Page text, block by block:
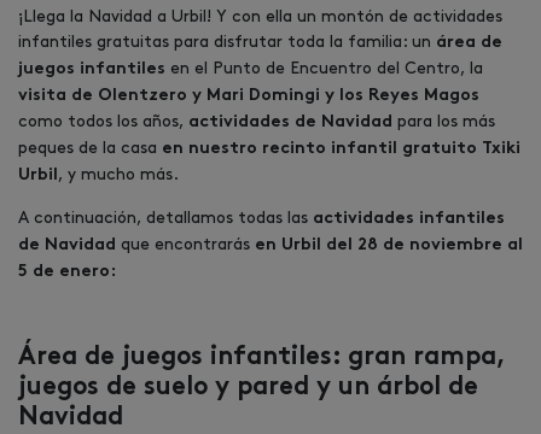
¡Llega la Navidad a Urbil! Y con ella un montón de actividades
infantiles gratuitas para disfrutar toda la familia: un área de
juegos infantiles en el Punto de Encuentro del Centro, la
visita de Olentzero y Mari Domingi y los Reyes Magos
como todos los años, actividades de Navidad para los más
peques de la casa en nuestro recinto infantil gratuito Txiki
Urbil , y mucho más.
A continuación, detallamos todas las actividades infantiles
de Navidad que encontrarás en Urbil del 28 de noviembre al
5 de enero:
Área de juegos infantiles: gran rampa,
juegos de suelo y pared y un árbol de
Navidad